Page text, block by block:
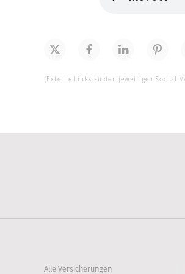
(Externe Links zu den jeweiligen Social
Alle Versicherungen